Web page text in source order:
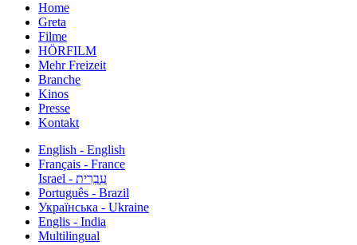
Home
Greta
Filme
HÖRFILM
Mehr Freizeit
Branche
Kinos
Presse
Kontakt
English - English
Français - France
עִבְרִית - Israel
Português - Brazil
Українська - Ukraine
Englis - India
Multilingual